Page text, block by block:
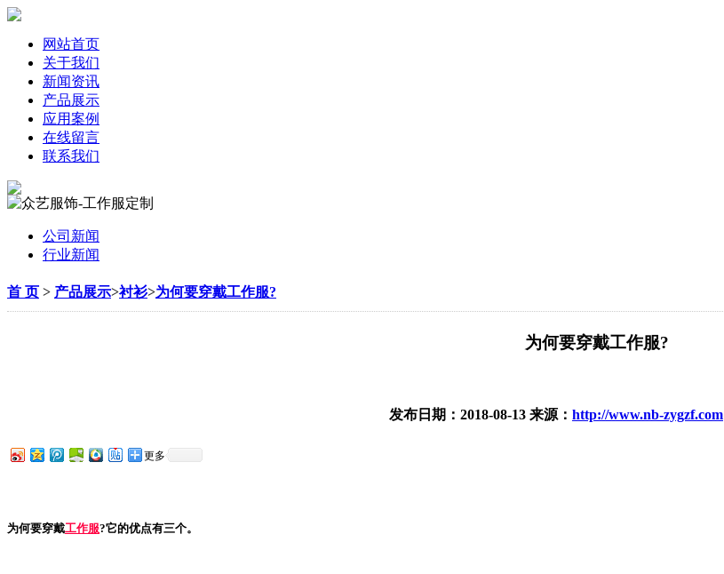
网站首页
关于我们
新闻资讯
产品展示
应用案例
在线留言
联系我们
公司新闻
行业新闻
首 页 > 产品展示>衬衫>为何要穿戴工作服?
为何要穿戴工作服?
发布日期： 2018-08-13 来源： http://www.nb-zygzf.com
更多
为何要穿戴工作服?它的优点有三个。